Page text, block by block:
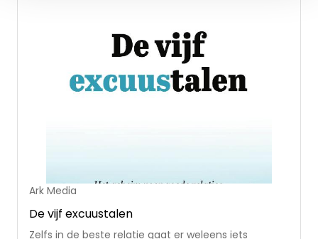
Ark Media
De vijf excuustalen
Zelfs in de beste relatie gaat er weleens iets